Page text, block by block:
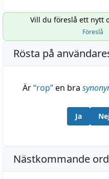
Vill du föreslå ett nytt
Föreslå
Rösta på
Är“rop”en bra
Ja
Nästkommande ord